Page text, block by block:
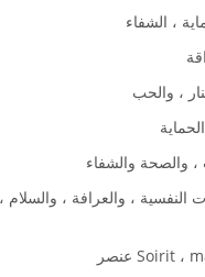
، الشفاء
، والصحة والشفاء
النفسية ، والعرافة ، والسلام ،